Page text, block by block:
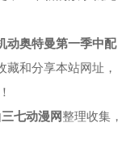
动奥特曼第一季中配
和分享本站网址，
三七动漫网整理收集，